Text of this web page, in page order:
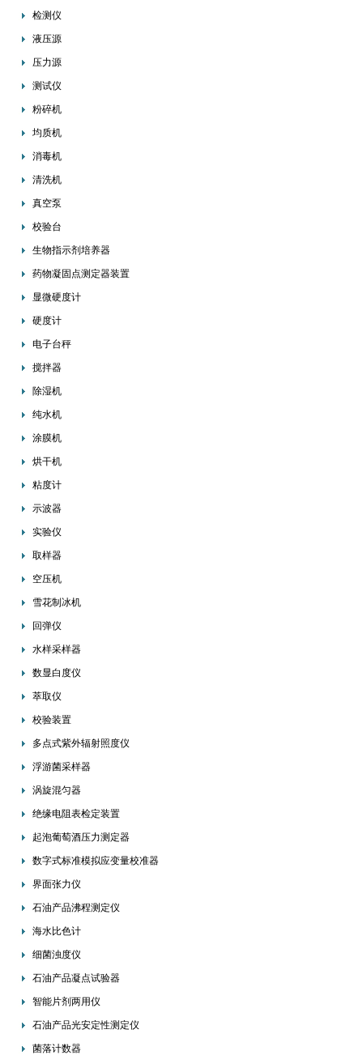
检测仪
液压源
压力源
测试仪
粉碎机
均质机
消毒机
清洗机
真空泵
校验台
生物指示剂培养器
药物凝固点测定器装置
显微硬度计
硬度计
电子台秤
搅拌器
除湿机
纯水机
涂膜机
烘干机
粘度计
示波器
实验仪
取样器
空压机
雪花制冰机
回弹仪
水样采样器
数显白度仪
萃取仪
校验装置
多点式紫外辐射照度仪
浮游菌采样器
涡旋混匀器
绝缘电阻表检定装置
起泡葡萄酒压力测定器
数字式标准模拟应变量校准器
界面张力仪
石油产品沸程测定仪
海水比色计
细菌浊度仪
石油产品凝点试验器
智能片剂两用仪
石油产品光安定性测定仪
菌落计数器